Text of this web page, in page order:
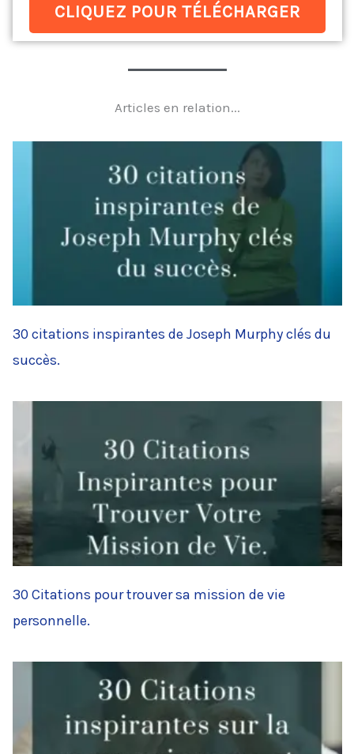
CLIQUEZ POUR TÉLÉCHARGER
Articles en relation...
30 citations inspirantes de Joseph Murphy clés du
succès.
30 Citations pour trouver sa mission de vie
personnelle.